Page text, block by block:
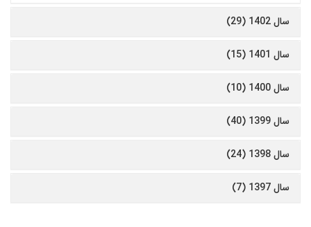
سال 1402 (29)
سال 1401 (15)
سال 1400 (10)
سال 1399 (40)
سال 1398 (24)
سال 1397 (7)